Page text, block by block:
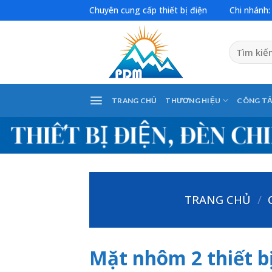
to
Chuyên cung cấp thiết bị điện Chi
Tìm
kiếm:
TRANG CHỦ THƯƠNG HIỆU CÔNG
TRANG CHỦ /
Mặt nhôm 2 thiết